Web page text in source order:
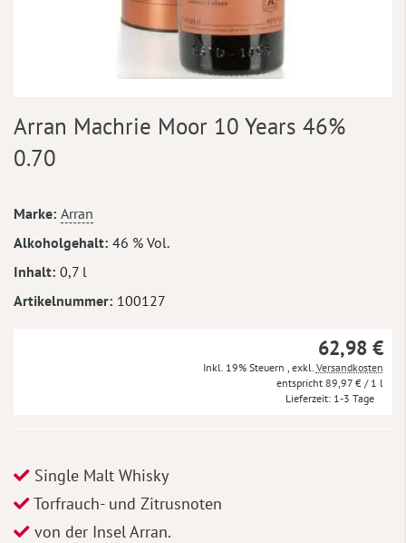
Anfang
der
Bildergalerie
Arran Machrie Moor 10 Years 46%
0.70
Mehr
Informationen
Marke Arran
Alkoholgehalt 46 % Vol.
Inhalt 0,7 l
Artikelnummer 100127
62,98 €
Inkl. 19% Steuern exkl. Versandkosten
89,97 € / 1 l
Lieferzeit 1-3 Tage
Single Malt Whisky
Torfrauch- und Zitrusnoten
von der Insel Arran.